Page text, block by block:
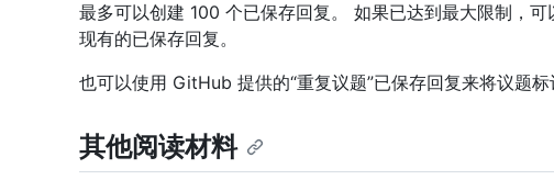
最多可以创建 100 个已保存回复。 如果已达到最大限制，
现有的已保存回复。
也可以使用 GitHub 提供的“重复议题”已保存回复来将议题标
其他阅读材料